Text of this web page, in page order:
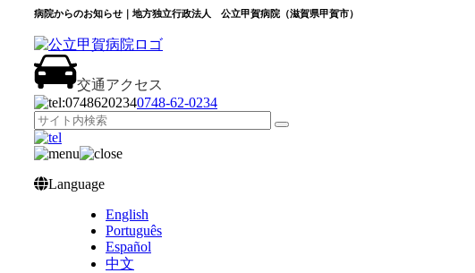
病院からのお知らせ｜地方独立行政法人 公立甲賀病院（滋賀県甲賀市）
交通アクセス
0748‐62‐0234
Language
English
Português
Español
中文